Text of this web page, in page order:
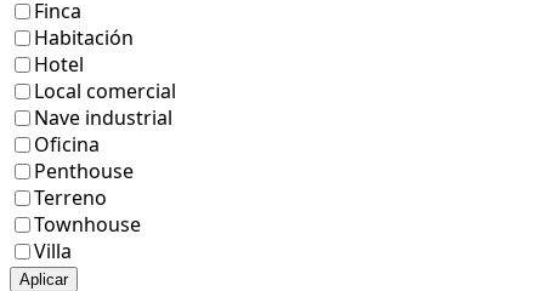
Finca
Habitación
Hotel
Local comercial
Nave industrial
Oficina
Penthouse
Terreno
Townhouse
Villa
Aplicar